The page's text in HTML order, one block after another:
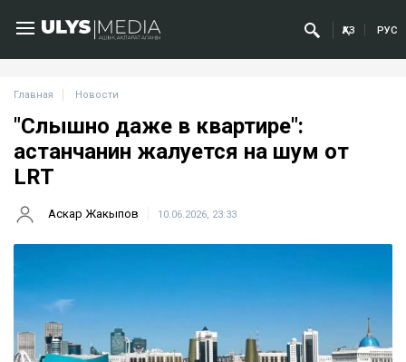
ҚАЗ РУС
Главная Новости
"Слышно даже в квартире":
астанчанин жалуется на шум от
LRT
Аскар Жакыпов 10.06.2026, 23:33